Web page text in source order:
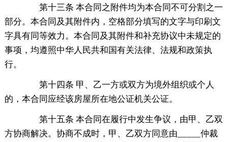
第十三条 本合同之附件均为本合同不可分割之一
部分。本合同及其附件内，空格部分填写的文字与印刷文
字具有同等效力。本合同及其附件和补充协议中未规定的
事项，均遵照中华人民共和国有关法律、法规和政策执
行。
第十四条 甲、乙一方或双方为境外组织或个人
的，本合同应经该房屋所在地公证机关公证。
第十五条 本合同在履行中发生争议，由甲、乙双
方协商解决。协商不成时，甲、乙双方同意由_____仲裁